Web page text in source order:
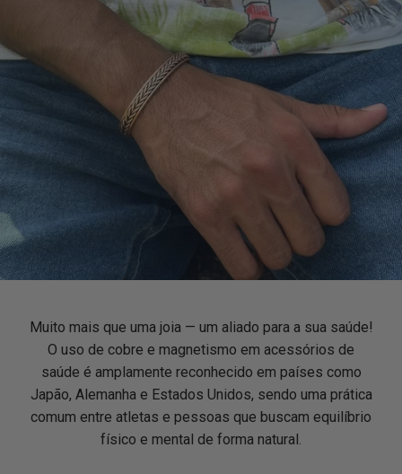
Muito mais que uma joia — um aliado para a sua saúde!
O uso de cobre e magnetismo em acessórios de
saúde é amplamente reconhecido em países como
Japão, Alemanha e Estados Unidos, sendo uma prática
comum entre atletas e pessoas que buscam equilíbrio
físico e mental de forma natural.